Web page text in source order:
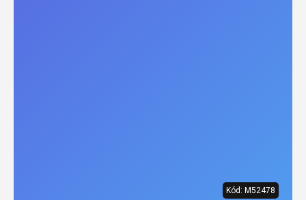
Kód: M52478